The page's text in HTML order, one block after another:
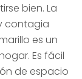
bien. La
contagia
es un
Es fácil
de espacio